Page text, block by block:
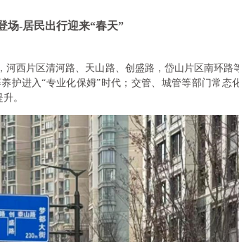
场-居民出行迎来“春天”
西片区清河路、天山路、创盛路，岱山片区南环路
护进入“专业化保姆”时代；交管、城管等部门常态
。